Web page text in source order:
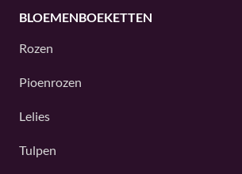
BLOEMENBOEKETTEN
Rozen
Pioenrozen
Lelies
Tulpen